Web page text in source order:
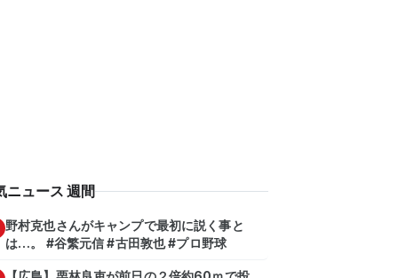
ニュース 週間
野村克也さんがキャンプで最初に説く事と
は…。 #谷繁元信 #古田敦也 #プロ野球